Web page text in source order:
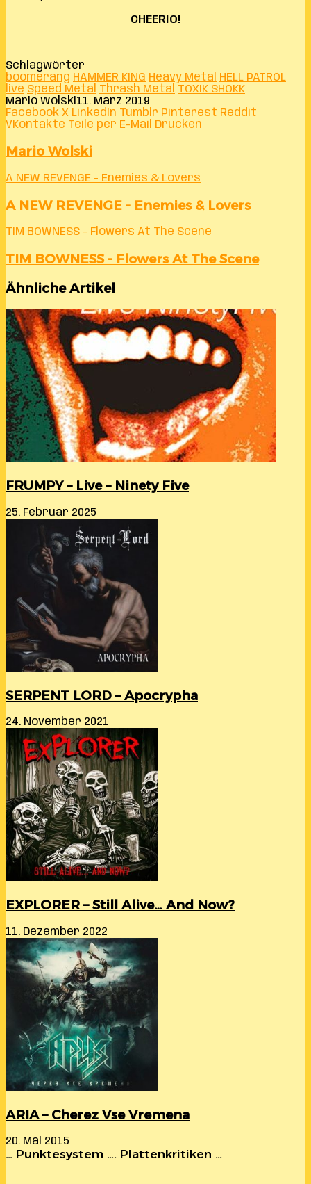
CHEERIO!
Schlagwörter
boomerang HAMMER KING Heavy Metal
HELL PATRÖL
live Speed Metal Thrash Metal TOXIK SHOKK
Mario Wolski11. März 2019
Facebook X LinkedIn Tumblr Pinterest Reddit
VKontakte Teile per E-Mail Drucken
Mario Wolski
A NEW REVENGE - Enemies & Lovers
A NEW REVENGE - Enemies & Lovers
TIM BOWNESS - Flowers At The Scene
TIM BOWNESS - Flowers At The Scene
Ähnliche Artikel
FRUMPY – Live – Ninety Five
25. Februar 2025
SERPENT LORD – Apocrypha
24. November 2021
EXPLORER – Still Alive… And Now?
11. Dezember 2022
ARIA – Cherez Vse Vremena
20. Mai 2015
… Punktesystem …. Plattenkritiken …